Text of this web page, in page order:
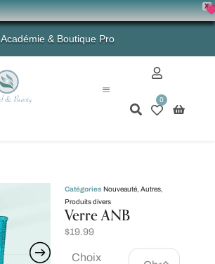
X
💗 -
Académie & Boutique Pro
0
Catégories Nouveauté Autres
Produits divers
Verre ANB
$19.99
Choix